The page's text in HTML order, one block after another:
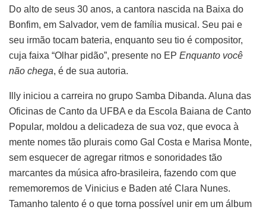
Do alto de seus 30 anos, a cantora nascida na Baixa do
Bonfim, em Salvador, vem de família musical. Seu pai e
seu irmão tocam bateria, enquanto seu tio é compositor,
cuja faixa “Olhar pidão”, presente no EP Enquanto você
não chega, é de sua autoria.
Illy iniciou a carreira no grupo Samba Dibanda. Aluna das
Oficinas de Canto da UFBA e da Escola Baiana de Canto
Popular, moldou a delicadeza de sua voz, que evoca à
mente nomes tão plurais como Gal Costa e Marisa Monte,
sem esquecer de agregar ritmos e sonoridades tão
marcantes da música afro-brasileira, fazendo com que
rememoremos de Vinicius e Baden até Clara Nunes.
Tamanho talento é o que torna possível unir em um álbum